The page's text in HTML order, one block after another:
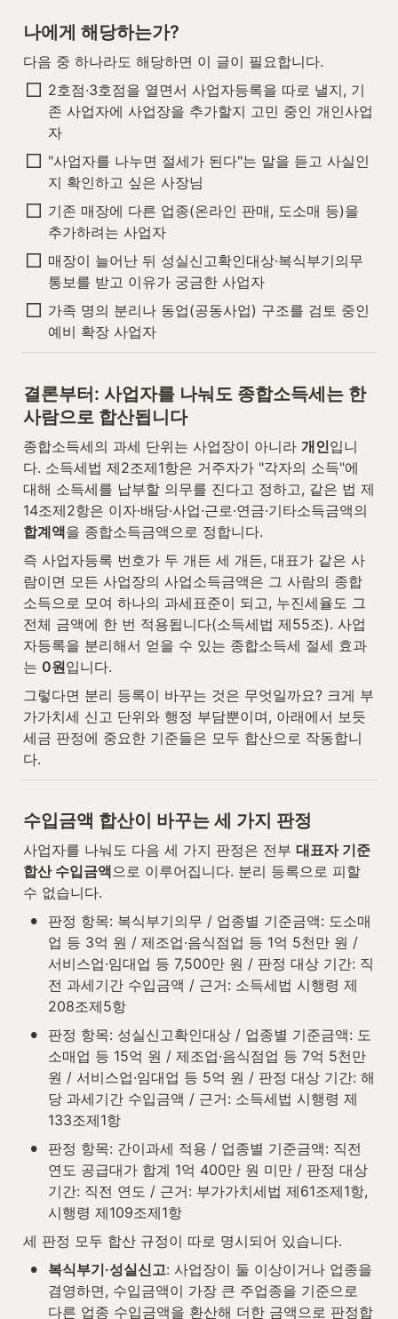
나에게 해당하는가?
다음 중 하나라도 해당하면 이 글이 필요합니다.
2호점·3호점을 열면서 사업자등록을 따로 낼지, 기
존 사업자에 사업장을 추가할지 고민 중인 개인사업
자
"사업자를 나누면 절세가 된다"는 말을 듣고 사실인
지 확인하고 싶은 사장님
기존 매장에 다른 업종(온라인 판매, 도소매 등)을
추가하려는 사업자
매장이 늘어난 뒤 성실신고확인대상·복식부기의무
통보를 받고 이유가 궁금한 사업자
가족 명의 분리나 동업(공동사업) 구조를 검토 중인
예비 확장 사업자
결론부터: 사업자를 나눠도 종합소득세는 한
사람으로 합산됩니다
종합소득세의 과세 단위는 사업장이 아니라 개인입니
다. 소득세법 제2조제1항은 거주자가 "각자의 소득"에
대해 소득세를 납부할 의무를 진다고 정하고, 같은 법 제
합계액을 종합소득금액으로 정합니다.
즉 사업자등록 번호가 두 개든 세 개든, 대표가 같은 사
람이면 모든 사업장의 사업소득금액은 그 사람의 종합
소득으로 모여 하나의 과세표준이 되고, 누진세율도 그
전체 금액에 한 번 적용됩니다(소득세법 제55조). 사업
자등록을 분리해서 얻을 수 있는 종합소득세 절세 효과
는 0원입니다.
그렇다면 분리 등록이 바꾸는 것은 무엇일까요? 크게 부
가가치세 신고 단위와 행정 부담뿐이며, 아래에서 보듯
세금 판정에 중요한 기준들은 모두 합산으로 작동합니
다.
수입금액 합산이 바꾸는 세 가지 판정
사업자를 나눠도 다음 세 가지 판정은 전부 대표자 기준
합산 수입금액으로 이루어집니다. 분리 등록으로 피할
수 없습니다.
•
판정 항목: 복식부기의무 / 업종별 기준금액: 도소매
업 등 3억 원 / 제조업·음식점업 등 1억 5천만 원 /
서비스업·임대업 등 7,500만 원 / 판정 대상 기간: 직
전 과세기간 수입금액 / 근거: 소득세법 시행령 제
208조제5항
•
판정 항목: 성실신고확인대상 / 업종별 기준금액: 도
소매업 등 15억 원 / 제조업·음식점업 등 7억 5천만
원 / 서비스업·임대업 등 5억 원 / 판정 대상 기간: 해
당 과세기간 수입금액 / 근거: 소득세법 시행령 제
133조제1항
•
판정 항목: 간이과세 적용 / 업종별 기준금액: 직전
연도 공급대가 합계 1억 400만 원 미만 / 판정 대상
기간: 직전 연도 / 근거: 부가가치세법 제61조제1항,
시행령 제109조제1항
세 판정 모두 합산 규정이 따로 명시되어 있습니다.
• 복식부기·성실신고: 사업장이 둘 이상이거나 업종을
겸영하면, 수입금액이 가장 큰 주업종을 기준으로
다른 업종 수입금액을 환산해 더한 금액으로 판정합